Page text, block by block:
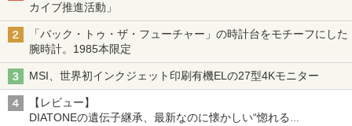
カイブ推進活動」
「バック・トゥ・ザ・フューチャー」の時計台をモチーフにした
腕時計。1985本限定
MSI、世界初インクジェット印刷有機ELの27型4Kモニター
【レビュー】
DIATONEの遺伝子継承、最新なのに懐かしい“惚れる